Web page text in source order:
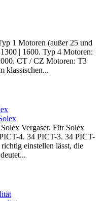
1 Motoren (außer 25 und
| 1600. Typ 4 Motoren:
CT / CZ Motoren: T3
klassischen...
Vergaser. Für Solex
4. 34 PICT-3. 34 PICT-
einstellen lässt, die